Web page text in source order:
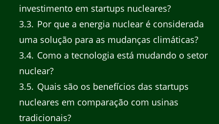
investimento em startups nucleares?
3.3 Por que a energia nuclear é considerada
uma solução para as mudanças climáticas?
3.4 Como a tecnologia está mudando o setor
nuclear?
3.5 Quais são os benefícios das startups
nucleares em comparação com usinas
tradicionais?